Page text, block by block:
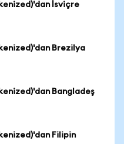
İsviçre
Brezilya
Bangladeş
Filipin